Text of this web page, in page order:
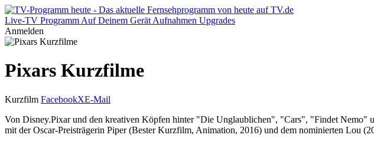
Live-TV Programm Auf Deinem Gerät Aufnahmen Upgrades
Anmelden
Pixars Kurzfilme
Kurzfilm FacebookXE-Mail
Von Disney.Pixar und den kreativen Köpfen hinter "Die Unglaublichen", "Cars", "Findet Nemo"
mit der Oscar-Preisträgerin Piper (Bester Kurzfilm, Animation, 2016) und dem nominierten Lou